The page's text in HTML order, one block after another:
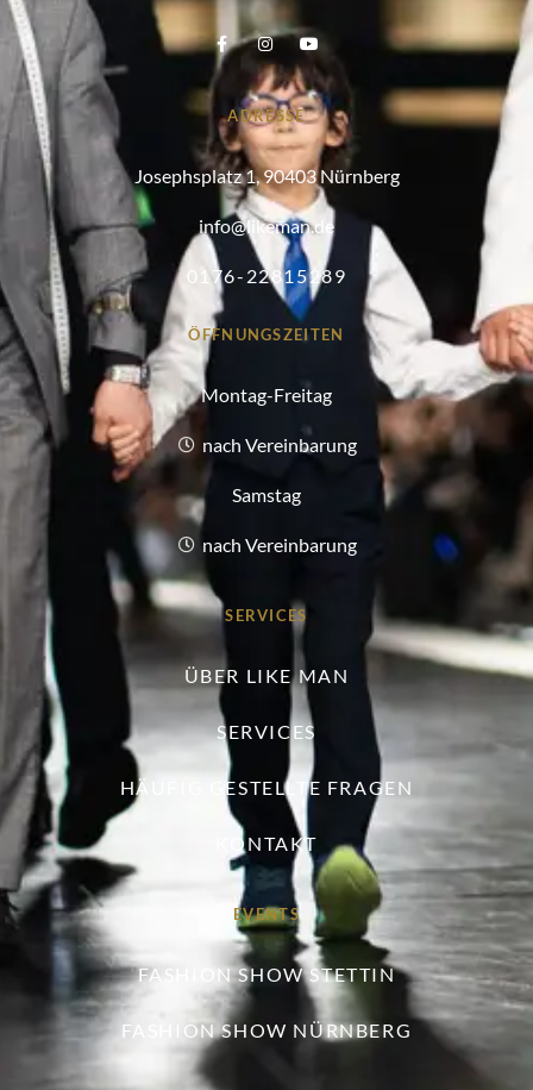
ADRESSE
Josephsplatz 1, 90403 Nürnberg
info@likeman.de
0176-22815289
ÖFFNUNGSZEITEN
Montag-Freitag
nach Vereinbarung
Samstag
nach Vereinbarung
SERVICES
ÜBER LIKE MAN
SERVICES
HÄUFIG GESTELLTE FRAGEN
KONTAKT
EVENTS
FASHION SHOW STETTIN
FASHION SHOW NÜRNBERG